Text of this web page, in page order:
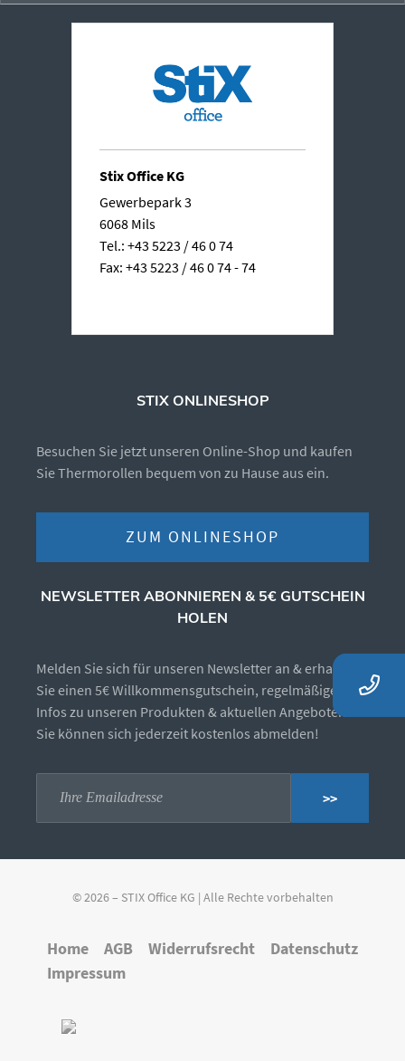
Stix Office KG
Gewerbepark 3
6068 Mils
Tel.: +43 5223 / 46 0 74
Fax: +43 5223 / 46 0 74 - 74
STIX ONLINESHOP
Besuchen Sie jetzt unseren Online-Shop und kaufen
Sie Thermorollen bequem von zu Hause aus ein.
ZUM ONLINESHOP
NEWSLETTER ABONNIEREN & 5€ GUTSCHEIN
HOLEN
Melden Sie sich für unseren Newsletter an & erhalten
Sie einen 5€ Willkommensgutschein, regelmäßige
Infos zu unseren Produkten & aktuellen Angeboten.
Sie können sich jederzeit kostenlos abmelden!
>>
© 2026 – STIX Office KG | Alle Rechte vorbehalten
Home AGB Widerrufsrecht
Datenschutz
Impressum